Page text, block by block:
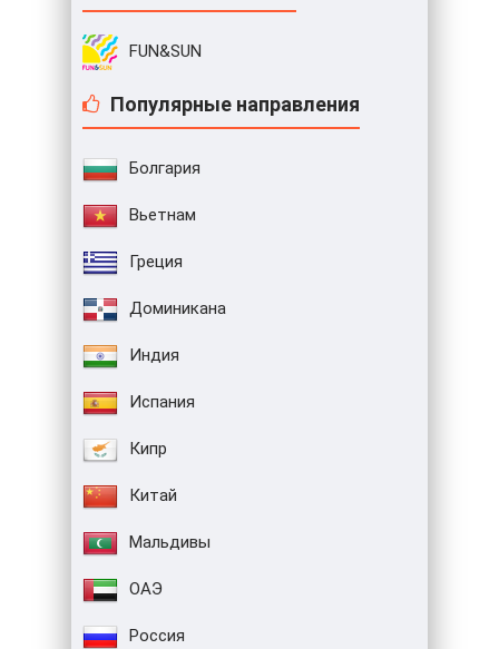
FUN&SUN
Популярные направления
Болгария
Вьетнам
Греция
Доминикана
Индия
Испания
Кипр
Китай
Мальдивы
ОАЭ
Россия